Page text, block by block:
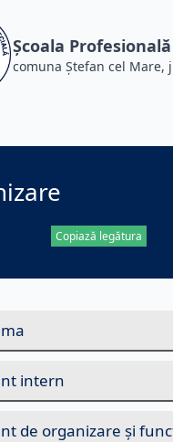
Școala
comuna Ștefan cel Mare,
Copiază legătura
intern
de organizare și